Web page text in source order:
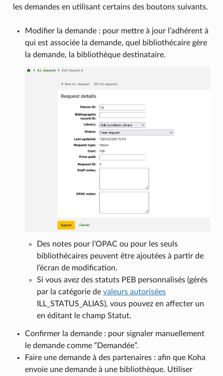
les demandes en utilisant certains des boutons suivants.
Modifier la demande : pour mettre à jour l’adhérent à
qui est associée la demande, quel bibliothécaire gère
la demande, la bibliothèque destinataire.
Des notes pour l’OPAC ou pour les seuls
bibliothécaires peuvent être ajoutées à partir de
l’écran de modification.
Si vous avez des statuts PEB personnalisés (gérés
par la catégorie de valeurs autorisées
ILL_STATUS_ALIAS), vous pouvez en affecter un
en éditant le champ Statut.
Confirmer la demande : pour signaler manuellement
le demande comme “Demandée”.
Faire une demande à des partenaires : afin que Koha
envoie une demande à une bibliothèque. Utiliser